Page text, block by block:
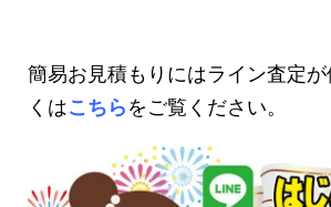
簡易お見積もりにはライン査定
くはこちらをご覧ください。